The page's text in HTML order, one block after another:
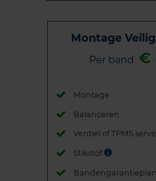
Montage
Per band €
Montage
Balanceren
Ventiel of TPMS
Stikstof
Bandengarantieplan